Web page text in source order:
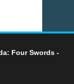
Four Swords -